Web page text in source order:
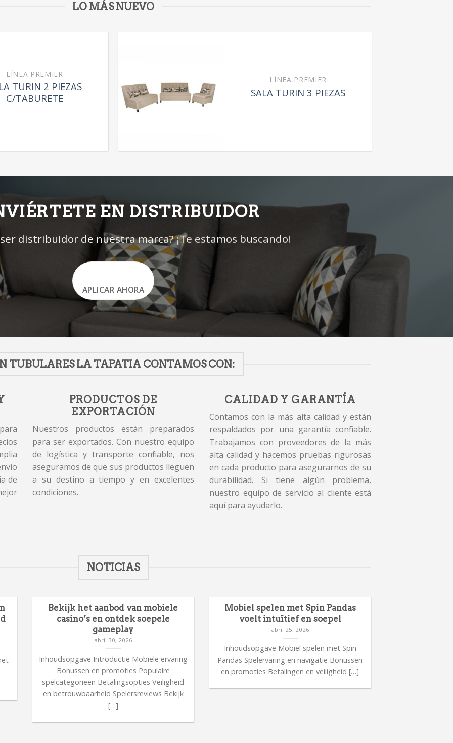
LO MÁS NUEVO
LÍNEA PREMIER
TURIN 2 PIEZAS
C/TABURETE
LÍNEA PREMIER
SALA TURIN 3 PIEZAS
EN DISTRIBUIDOR
distribuidor de nuestra marca? ¡Te estamos buscando!
APLICAR AHORA
TUBULARES LA TAPATIA CONTAMOS CON:
de
PRODUCTOS DE
EXPORTACIÓN
Nuestros productos están preparados
para ser exportados. Con nuestro equipo
de logística y transporte confiable, nos
aseguramos de que sus productos lleguen
a su destino a tiempo y en excelentes
condiciones.
CALIDAD Y GARANTÍA
Contamos con la más alta calidad y están
respaldados por una garantía confiable.
Trabajamos con proveedores de la más
alta calidad y hacemos pruebas rigurosas
en cada producto para asegurarnos de su
durabilidad. Si tiene algún problema,
nuestro equipo de servicio al cliente está
aquí para ayudarlo.
NOTICIAS
Bekijk het aanbod van mobiele
casino’s en ontdek soepele
gameplay
abril 30, 2026
Inhoudsopgave Introductie Mobiele ervaring
Bonussen en promoties Populaire
spelcategorieën Betalingsopties Veiligheid
en betrouwbaarheid Spelersreviews Bekijk
[…]
Mobiel spelen met Spin Pandas
voelt intuïtief en soepel
abril 25, 2026
Inhoudsopgave Mobiel spelen met Spin
Pandas Spelervaring en navigatie Bonussen
en promoties Betalingen en veiligheid […]